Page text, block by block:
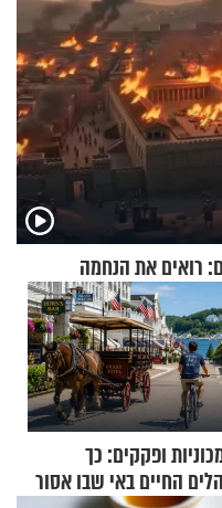
רואים את הנחמה
ופקקים: כך
החיים באי שבו אסור